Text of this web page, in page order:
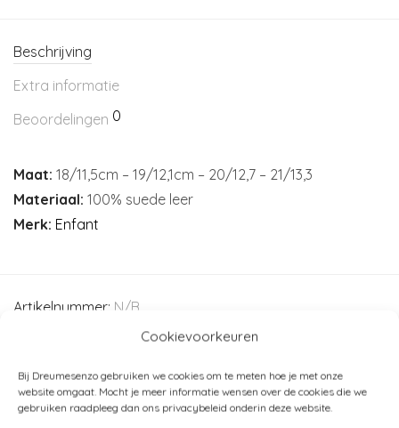
Cookievoorkeuren
Bij Dreumesenzo gebruiken we cookies om te meten hoe je met onze
website omgaat. Mocht je meer informatie wensen over de cookies die we
gebruiken raadpleeg dan ons privacybeleid onderin deze website.
Beschrijving
Extra informatie
Beoordelingen 0
Maat: 18/11,5cm – 19/12,1cm – 20/12,7 – 21/13,3
Materiaal: 100% suede leer
Merk: Enfant
Artikelnummer: N/B
,Baby (44-80),Enfant